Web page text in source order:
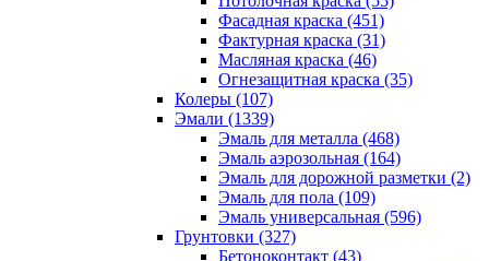
Фасадная краска (451)
Фактурная краска (31)
Масляная краска (46)
Огнезащитная краска (35)
Колеры (107)
Эмали (1339)
Эмаль для металла (468)
Эмаль аэрозольная (164)
Эмаль для дорожной разметки (2)
Эмаль для пола (109)
Эмаль универсальная (596)
Грунтовки (327)
Бетоноконтакт (43)